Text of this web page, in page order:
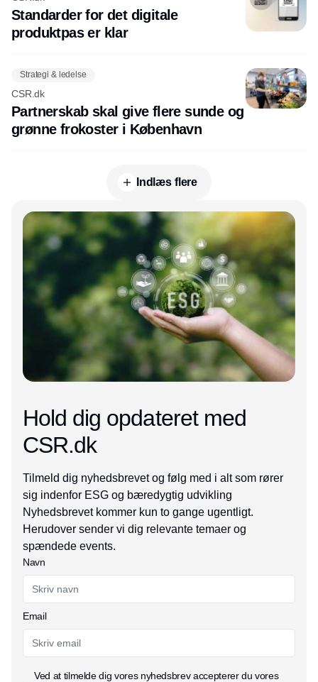
Standarder for det digitale
produktpas er klar
Strategi & ledelse
CSR.dk
Partnerskab skal give flere sunde og
grønne frokoster i København
Indlæs flere
Annonce
Hold dig opdateret med
CSR.dk
Tilmeld dig nyhedsbrevet og følg med i alt som rører
sig indenfor ESG og bæredygtig udvikling
Nyhedsbrevet kommer kun to gange ugentligt.
Herudover sender vi dig relevante temaer og
spændede events.
Navn
Email
Ved at tilmelde dig vores nyhedsbrev accepterer du vores